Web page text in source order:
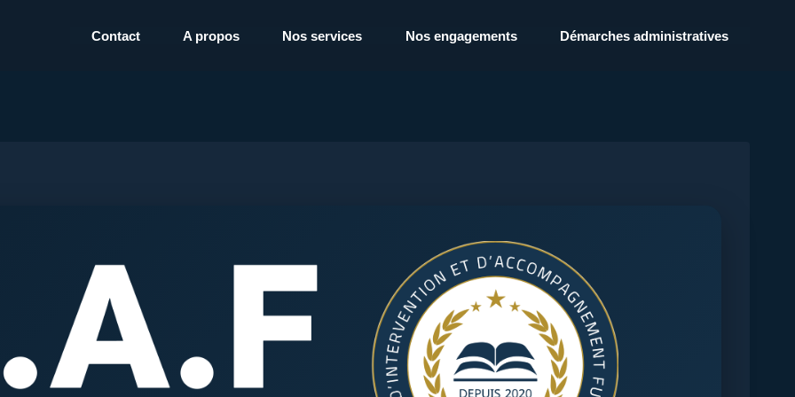
Contact A propos Nos services Nos engagements Démarches administratives